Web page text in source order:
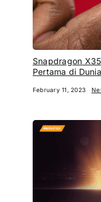
Snapdragon
Pertama di
February 11, 2023